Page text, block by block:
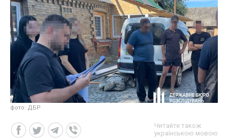
фото: ДБР
Читайте також
українською мовою